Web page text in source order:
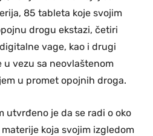
85 tableta koje svojim
drogu ekstazi, četiri
vage, kao i drugi
u vezu sa neovlaštenom
u promet opojnih droga.
utvrđeno je da se radi o oko
koja svojim izgledom